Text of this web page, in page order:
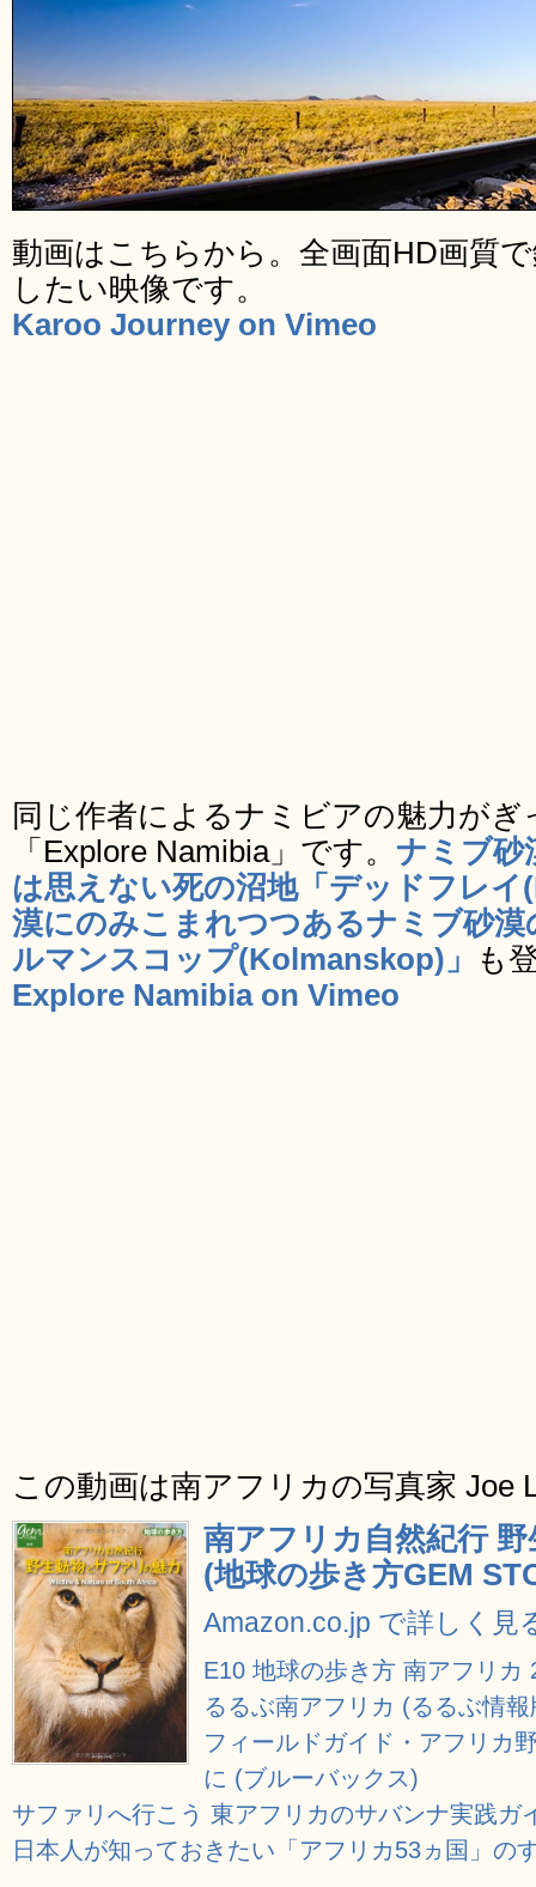
動画はこちらから。全画面HD画質
したい映像です。
Karoo Journey on Vimeo
同じ作者によるナミビアの魅力が
「Explore Namibia」です。 ナミブ砂
は思えない死の沼地「デッドフレイ
漠にのみこまれつつあるナミブ砂
ルマンスコップ(Kolmanskop)」
も
Explore Namibia on Vimeo
この動画は南アフリカの写真家 Joe
南アフリカ自然紀行
(地球の歩き方GEM
Amazon.co.jp で詳しく見
E10 地球の歩き方 南アフリカ
るるぶ南アフリカ (るるぶ情
フィールドガイド・アフリカ
に (ブルーバックス)
サファリへ行こう 東アフリカのサバンナ実践ガ
日本人が知っておきたい「アフリカ53ヵ国」の